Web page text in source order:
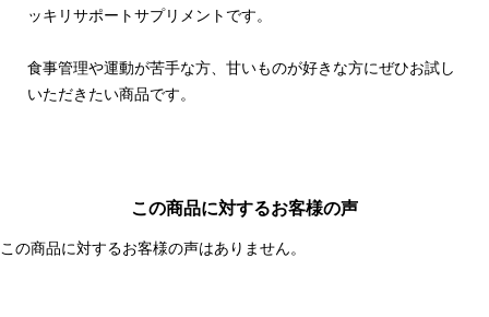
ッキリサポートサプリメントです。
食事管理や運動が苦手な方、甘いものが好きな方にぜひお試し
いただきたい商品です。
この商品に対するお客様の声
この商品に対するお客様の声はありません。